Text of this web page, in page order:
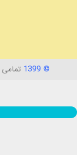
© 1399